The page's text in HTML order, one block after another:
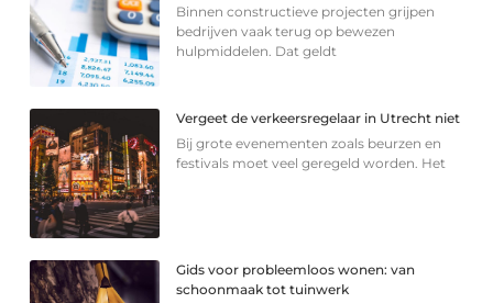
Binnen constructieve projecten grijpen
bedrijven vaak terug op bewezen
hulpmiddelen. Dat geldt
Vergeet de verkeersregelaar in Utrecht niet
Bij grote evenementen zoals beurzen en
festivals moet veel geregeld worden. Het
Gids voor probleemloos wonen: van
schoonmaak tot tuinwerk